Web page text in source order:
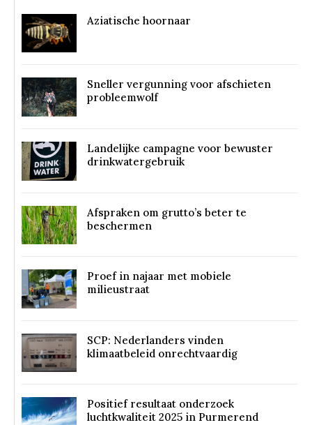
Aziatische hoornaar
Sneller vergunning voor afschieten
probleemwolf
Landelijke campagne voor bewuster
drinkwatergebruik
Afspraken om grutto’s beter te
beschermen
Proef in najaar met mobiele
milieustraat
SCP: Nederlanders vinden
klimaatbeleid onrechtvaardig
Positief resultaat onderzoek
luchtkwaliteit 2025 in Purmerend